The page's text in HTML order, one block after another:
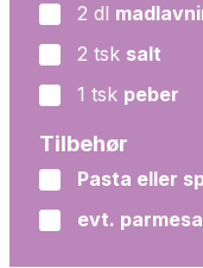
▢
2 dl
▢
2 tsk salt
▢
1 tsk peber
Tilbehør
▢
Pasta eller
▢
evt.